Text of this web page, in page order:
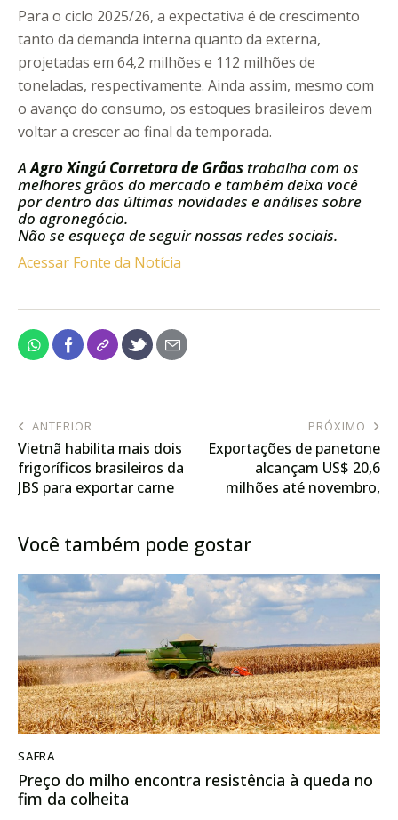
Para o ciclo 2025/26, a expectativa é de crescimento
tanto da demanda interna quanto da externa,
projetadas em 64,2 milhões e 112 milhões de
toneladas, respectivamente. Ainda assim, mesmo com
o avanço do consumo, os estoques brasileiros devem
voltar a crescer ao final da temporada.
AAgro Xingú Corretora de Grãos trabalha com os
melhores grãos do mercado e também deixa você
por dentro das últimas novidades e análises sobre
do agronegócio.
Não se esqueça de seguir nossas redes sociais.
Acessar Fonte da Notícia
ANTERIOR
Vietnã habilita mais dois
frigoríficos brasileiros da
JBS para exportar carne
PRÓXIMO
Exportações de panetone
alcançam US$ 20,6
milhões até novembro,
Você também pode gostar
SAFRA
Preço do milho encontra resistência à queda no
fim da colheita